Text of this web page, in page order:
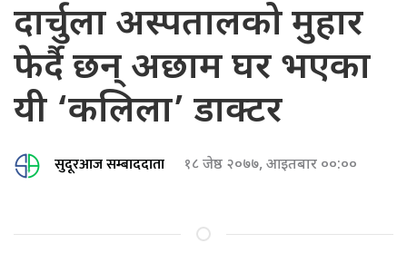
दार्चुला अस्पतालको मुहार
फेर्दै छन् अछाम घर भएका
यी ‘कलिला’ डाक्टर
सुदूरआज सम्बाददाता १८ जेष्ठ २०७७, आइतबार ००:००